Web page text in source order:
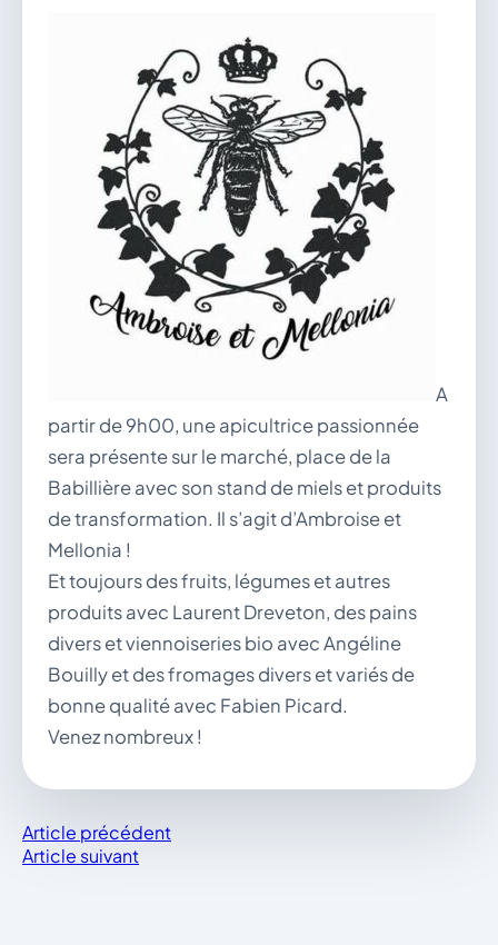
Contacter la mairie
Le guichet des associations
publier une annonce
A
partir de 9h00, une apicultrice passionnée
sera présente sur le marché, place de la
Babillière avec son stand de miels et produits
de transformation. Il s’agit d’Ambroise et
Mellonia !
Et toujours des fruits, légumes et autres
produits avec Laurent Dreveton, des pains
divers et viennoiseries bio avec Angéline
Bouilly et des fromages divers et variés de
bonne qualité avec Fabien Picard.
Venez nombreux !
Article précédent
Article suivant